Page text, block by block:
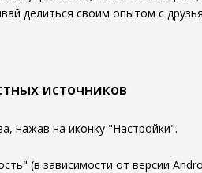
делиться своим опытом с
источников
нажав на иконку "Настройки".
(в зависимости от версии